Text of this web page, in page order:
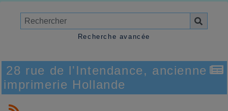
Recherche avancée
28 rue de l'Intendance, ancienne
imprimerie Hollande